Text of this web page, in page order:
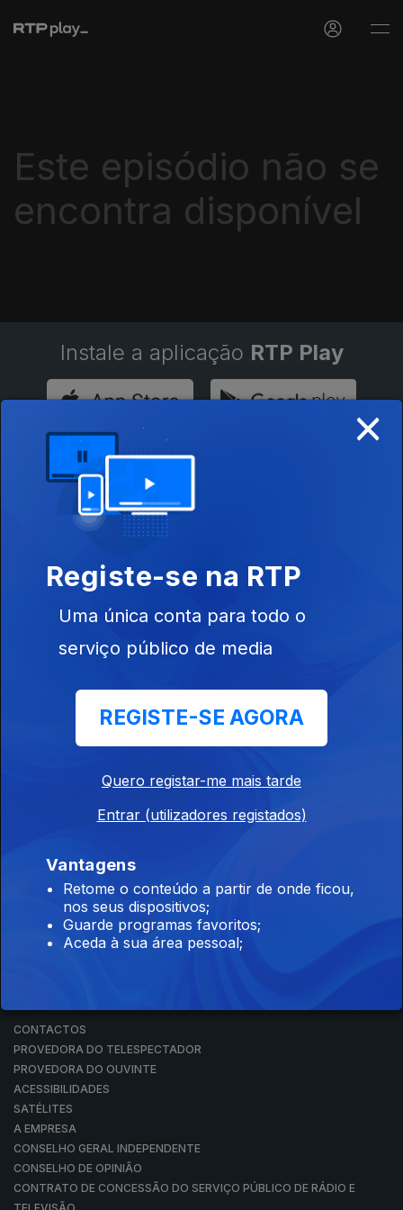
Este episódio não se
encontra disponível
Instale a aplicação RTP Play
Disponível para iOS, Android, Apple TV, Android TV e
CarPlay
RTP PLAY
EM DIRETO
REVER PROGRAMAS
CONCURSOS
CONTACTOS
PROVEDORA DO TELESPECTADOR
PROVEDORA DO OUVINTE
ACESSIBILIDADES
SATÉLITES
A EMPRESA
CONSELHO GERAL INDEPENDENTE
CONSELHO DE OPINIÃO
CONTRATO DE CONCESSÃO DO SERVIÇO PÚBLICO DE RÁDIO E
×
Registe-se na RTP
Uma única conta para todo o
serviço público de media
REGISTE-SE AGORA
Quero registar-me mais tarde
Entrar (utilizadores registados)
Vantagens
Retome o conteúdo a partir de onde ficou,
nos seus dispositivos;
Guarde programas favoritos;
Aceda à sua área pessoal;